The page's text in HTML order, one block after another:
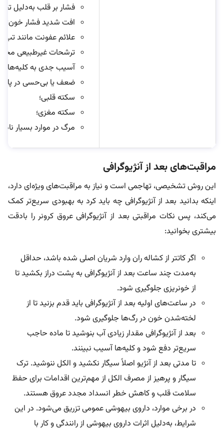
فشار بر قلب به‌دلیل
افت شدید فشار خون؛
علائم عفونت مانند تب؛
ترشحات غیرطبیعی محل
آسیب جدی به کلیه‌ها و
ضعف یا بی‌حسی در پا و
سکته قلبی؛
سکته مغزی؛
مرگ در موارد بسیار نادر.
مراقبت‌های بعد از آنژیوگرافی
این روش تشخیصی، تهاجمی است و نیاز به مراقبت‌های ویژه‌ای دارد،
اینکه بدانید بعد از آنژیوگرافی چه باید کرد به بهبودی سریع‌تر کمک
می‌کند، پس نکات مراقبتی بعد از آنژیوگرافی عروق کرونر را بادقت
بیشتری بخوانید:
اگر کاتتر از کشاله ران وارد شریان اصلی شده باشد، حداقل
به‌مدت چند ساعت بعد از آنژیوگرافی به‌ پشت دراز بکشید تا
از خونریزی جلوگیری شود.
در ساعت‌های اولیه بعد از آنژیوگرافی باید قدم بزنید تا از
لخته‌شدن خون در رگ‌ها جلوگیری شود.
بعد از آنژیوگرافی مقدار زیادی آب بنوشید تا ماده حاجب
سریع‌تر دفع شود و کلیه‌ها آسیب نبینند.
تا مدتی بعد از آنژیو اصلاً سیگار نکشید و الکل ننوشید. ترک
سیگار و پرهیز از مصرف الکل از مهم‌ترین اقدامات برای حفظ
سلامت قلب و کاهش خطر انسداد مجدد عروق هستند.
در برخی موارد، داروی بیهوشی عمومی تزریق می‌شود. در این
شرایط، به‌دلیل اثرات داروی بیهوشی از رانندگی و کار با